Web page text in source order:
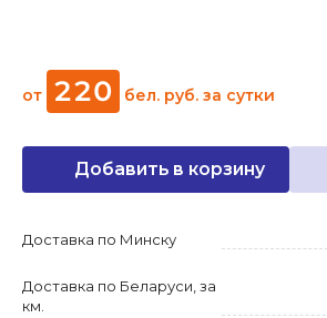
от 220 бел. руб. за сутки
Добавить в корзину
Доставка по Минску
Доставка по Беларуси, за
км.